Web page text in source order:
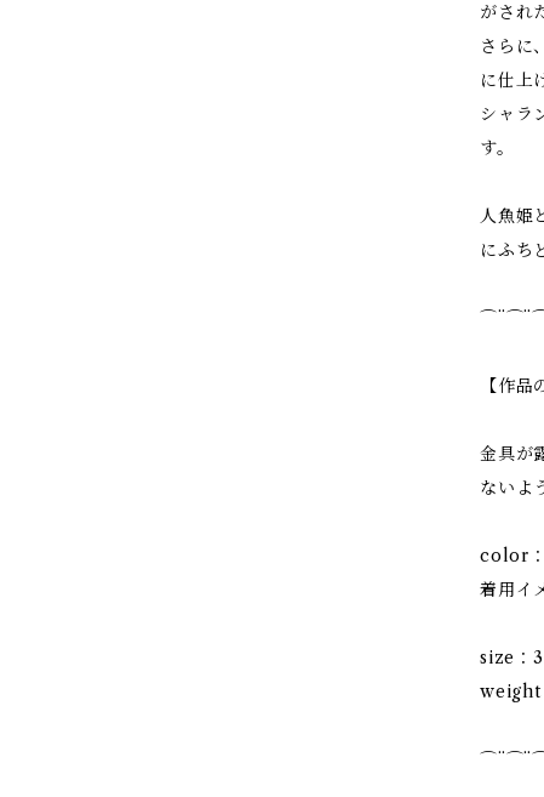
がされ
さらに
に仕上
シャラ
す。
人魚姫
にふち
【作品
金具が
ないよ
color：
着用イ
size：
weight